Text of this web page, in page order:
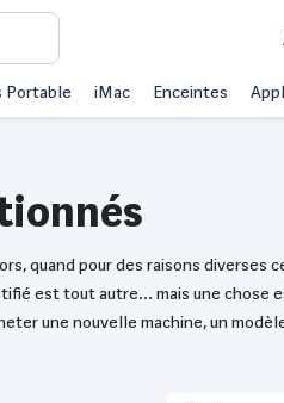
Portable iMac Enceintes
quand pour des raisons diverses
est tout autre... mais une chose
une nouvelle machine, un